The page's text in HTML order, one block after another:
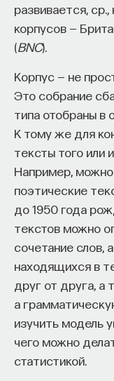
развивается,
корпусов —
(BNC).
Корпус — не
Это собрание
типа отобраны в
К тому же для
тексты того или
Например, можно
поэтические
до 1950 года
текстов можно
сочетание слов,
находящихся в
друг от друга, а
а
изучить модель
чего можно
статистикой.
Автор курса:
сомнолог,
болезней и
им. И. М.
медицины сна
больницы № 3.
3/10/2025
НАД
кандидат медицинских наук, доцент Первого
МГМУ
земли между
первыми
недатированная
часть, которая
запись 6360
как 852 год в
довольно
Индикта 15
нача ся
вопрос: что это
о византийском
почему-то
В датированной
легендарных
вспоминают. Это
Кия, Щека и
будущей
объединения,